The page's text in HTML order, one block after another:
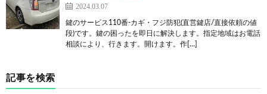
2024.03.07
鍵のサービス110番-カギ・フジ防犯(直営鍵店/直接依頼の値
段)です。鍵の困ったを即日に解決します。指定地域はお電話
相談により、行きます。開けます。作[…]
記事を検索